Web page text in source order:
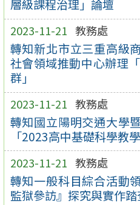
層級課程治理」論壇
2023-11-21 教務處
轉知新北市立三重高級
社會領域推動中心辦理
群」
2023-11-21 教務處
轉知國立陽明交通大學
「2023高中基礎科學教
2023-11-21 教務處
轉知一般科目綜合活動
監獄參訪』探究與實作